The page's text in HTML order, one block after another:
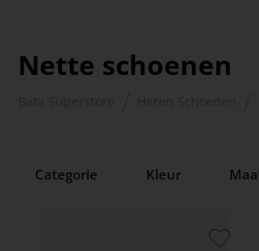
Nette schoenen
Categorie Kleur